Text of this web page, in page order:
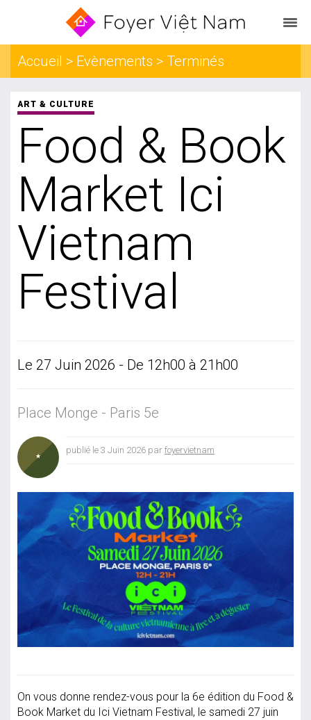
Accueil > Evènements > Terminés
ART & CULTURE
Food & Book
Market Ici
Vietnam
Festival
Le 27 Juin 2026 - De 12h00 à 21h00
Place Monge - Paris 5e
publié le 3 Juin 2026 par foyervietnam
On vous donne rendez-vous pour la 6e édition du Food &
Book Market du Ici Vietnam Festival, le samedi 27 juin